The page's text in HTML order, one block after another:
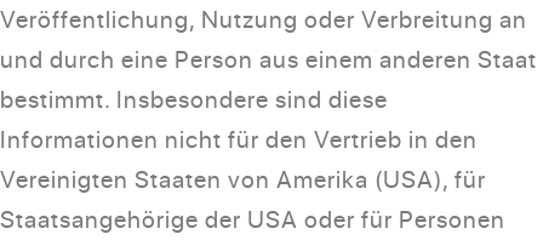
Veröffentlichung, Nutzung oder Verbreitung an
und durch eine Person aus einem anderen Staat
bestimmt. Insbesondere sind diese
Informationen nicht für den Vertrieb in den
Vereinigten Staaten von Amerika (USA), für
Staatsangehörige der USA oder für Personen